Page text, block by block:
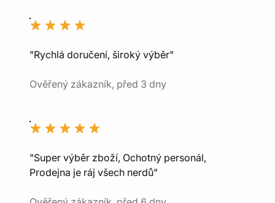
"Rychlá doručení, široký výběr"
Ověřený zákazník, před 3 dny
"Super výběr zboží, Ochotný personál,
Prodejna je ráj všech nerdů"